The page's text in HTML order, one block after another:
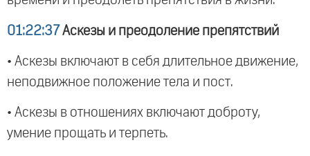
01:22:37 Аскезы и преодоление препятствий
• Аскезы включают в себя длительное движение,
неподвижное положение тела и пост.
• Аскезы в отношениях включают доброту,
умение прощать и терпеть.